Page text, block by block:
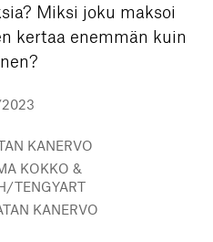
Miksi joku maksoi
kertaa enemmän kuin
2023
KANERVO
KOKKO &
TENGYART
KANERVO